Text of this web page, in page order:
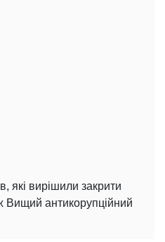
які вирішили закрити
Вищий антикорупційний